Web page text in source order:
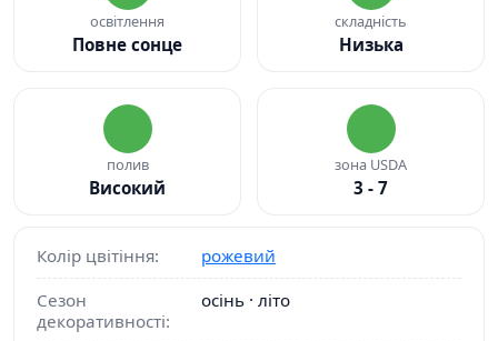
освітлення
Повне сонце
складність
Низька
полив
Високий
зона USDA
3 - 7
Колір цвітіння:
рожевий
Сезон
декоративності:
осінь · літо